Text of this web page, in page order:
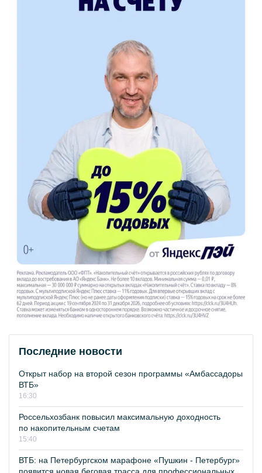
Последние новости
Открыт набор на второй сезон программы «Амбассадоры
ВТБ»
16:30
Россельхозбанк повысил максимальную доходность
по накопительным счетам
15:40
ВТБ: на Петербургском марафоне «Пушкин - Петербург»